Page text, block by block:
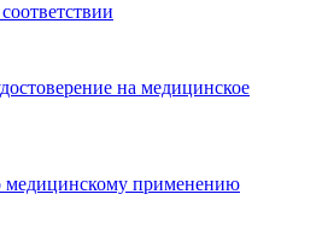
на медицинское
применению